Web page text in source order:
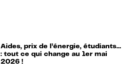
Aides, prix de l’énergie, étudiants…
: tout ce qui change au 1er mai
2026 !